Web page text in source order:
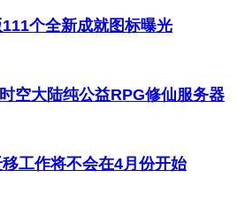
个全新成就图标曝光
空大陆纯公益RPG修仙服务器
工作将不会在4月份开始